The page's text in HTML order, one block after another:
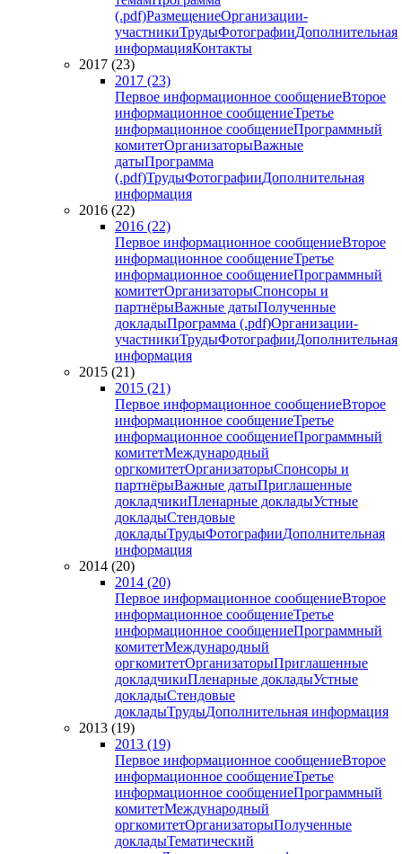
(.pdf)РазмещениеОрганизации-
участникиТрудыФотографииДополнительная
информацияКонтакты
2017 (23)
2017 (23)
Первое информационное сообщениеВторое
информационное сообщениеТретье
информационное сообщениеПрограммный
комитетОрганизаторыВажные
датыПрограмма
(.pdf)ТрудыФотографииДополнительная
информация
2016 (22)
2016 (22)
Первое информационное сообщениеВторое
информационное сообщениеТретье
информационное сообщениеПрограммный
комитетОрганизаторыСпонсоры и
партнёрыВажные датыПолученные
докладыПрограмма (.pdf)Организации-
участникиТрудыФотографииДополнительная
информация
2015 (21)
2015 (21)
Первое информационное сообщениеВторое
информационное сообщениеТретье
информационное сообщениеПрограммный
комитетМеждународный
оргкомитетОрганизаторыСпонсоры и
партнёрыВажные датыПриглашенные
докладчикиПленарные докладыУстные
докладыСтендовые
докладыТрудыФотографииДополнительная
информация
2014 (20)
2014 (20)
Первое информационное сообщениеВторое
информационное сообщениеТретье
информационное сообщениеПрограммный
комитетМеждународный
оргкомитетОрганизаторыПриглашенные
докладчикиПленарные докладыУстные
докладыСтендовые
докладыТрудыДополнительная информация
2013 (19)
2013 (19)
Первое информационное сообщениеВторое
информационное сообщениеТретье
информационное сообщениеПрограммный
комитетМеждународный
оргкомитетОрганизаторыПолученные
докладыТематический